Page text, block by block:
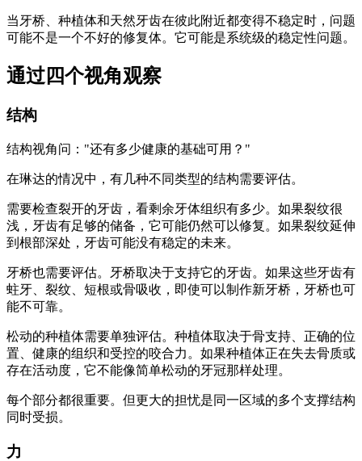
当牙桥、种植体和天然牙齿在彼此附近都变得不稳定时，问题
可能不是一个不好的修复体。它可能是系统级的稳定性问题。
通过四个视角观察
结构
结构视角问："还有多少健康的基础可用？"
在琳达的情况中，有几种不同类型的结构需要评估。
需要检查裂开的牙齿，看剩余牙体组织有多少。如果裂纹很
浅，牙齿有足够的储备，它可能仍然可以修复。如果裂纹延伸
到根部深处，牙齿可能没有稳定的未来。
牙桥也需要评估。牙桥取决于支持它的牙齿。如果这些牙齿有
蛀牙、裂纹、短根或骨吸收，即使可以制作新牙桥，牙桥也可
能不可靠。
松动的种植体需要单独评估。种植体取决于骨支持、正确的位
置、健康的组织和受控的咬合力。如果种植体正在失去骨质或
存在活动度，它不能像简单松动的牙冠那样处理。
每个部分都很重要。但更大的担忧是同一区域的多个支撑结构
同时受损。
力